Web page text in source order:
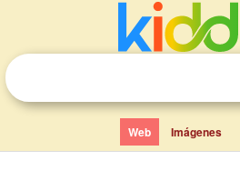
Web Imágenes